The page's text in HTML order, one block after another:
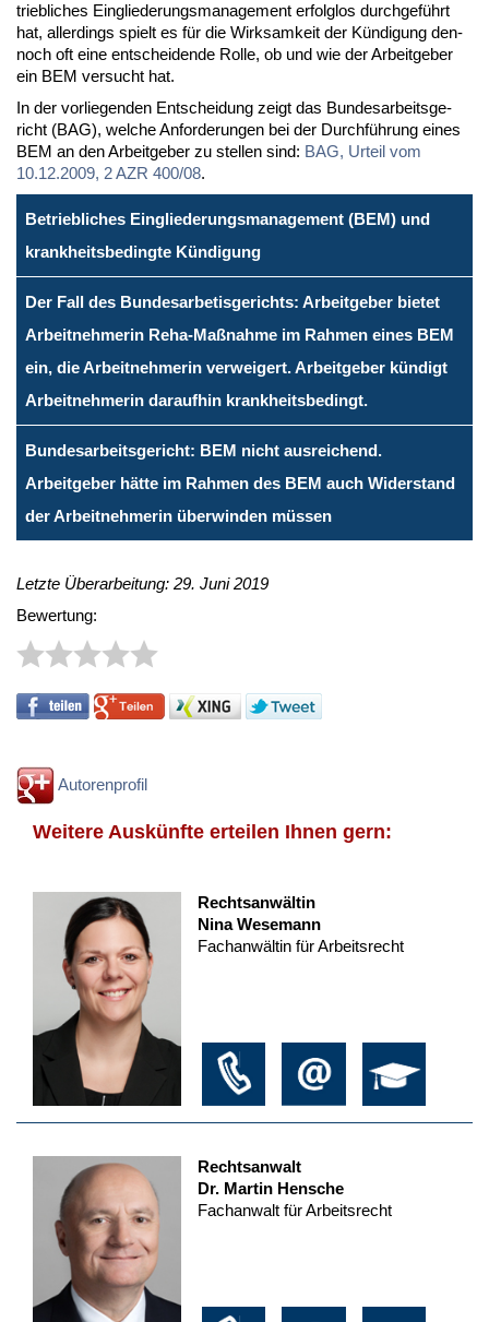
trieb­li­ches Ein­glie­de­rungs­ma­nage­ment er­folg­los durch­ge­führt
hat, al­ler­dings spielt es für die Wirk­sam­keit der Kün­di­gung den­
noch oft ei­ne ent­schei­den­de Rol­le, ob und wie der Ar­beit­ge­ber
ein BEM ver­sucht hat.
In der vor­lie­gen­den Ent­schei­dung zeigt das Bun­des­ar­beits­ge­
richt (BAG), wel­che An­for­de­run­gen bei der Durch­füh­rung ei­nes
BEM an den Ar­beit­ge­ber zu stel­len sind: BAG, Ur­teil vom
10.12.2009, 2 AZR 400/08.
Betriebliches Eingliederungsmanagement (BEM) und
krankheitsbedingte Kündigung
Der Fall des Bundesarbetisgerichts: Arbeitgeber bietet
Arbeitnehmerin Reha-Maßnahme im Rahmen eines BEM
ein, die Arbeitnehmerin verweigert. Arbeitgeber kündigt
Arbeitnehmerin daraufhin krankheitsbedingt.
Bundesarbeitsgericht: BEM nicht ausreichend.
Arbeitgeber hätte im Rahmen des BEM auch Widerstand
der Arbeitnehmerin überwinden müssen
Letzte Überarbeitung: 29. Juni 2019
Bewertung:
Autorenprofil
Weitere Auskünfte erteilen Ihnen gern:
Rechtsanwältin
Nina Wesemann
Fachanwältin für Arbeitsrecht
Rechtsanwalt
Dr. Martin Hensche
Fachanwalt für Arbeitsrecht